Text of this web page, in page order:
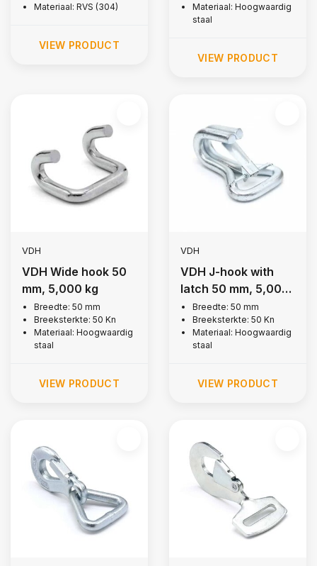
Materiaal: RVS (304)
VIEW PRODUCT
Materiaal: Hoogwaardig
staal
VIEW PRODUCT
VDH
VDH Wide hook 50
mm, 5,000 kg
Breedte: 50 mm
Breeksterkte: 50 Kn
Materiaal: Hoogwaardig
staal
VIEW PRODUCT
VDH
VDH J-hook with
latch 50 mm, 5,000
kgBreedte: 50 mm
Breeksterkte: 50 Kn
Materiaal: Hoogwaardig
staal
VIEW PRODUCT